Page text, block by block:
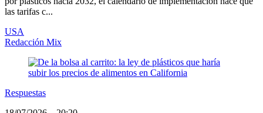
las tarifas c...
USA
Redacción Mix
Respuestas